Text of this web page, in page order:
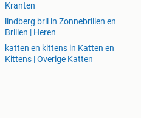
Kranten
lindberg bril in Zonnebrillen en
Brillen | Heren
katten en kittens in Katten en
Kittens | Overige Katten